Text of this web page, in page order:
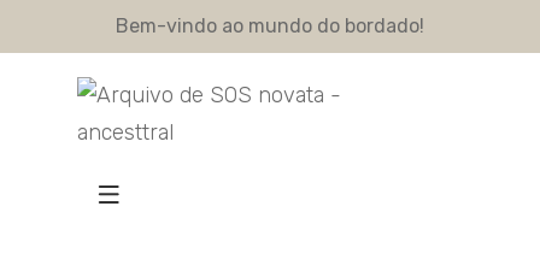
Bem-vindo ao mundo do bordado!